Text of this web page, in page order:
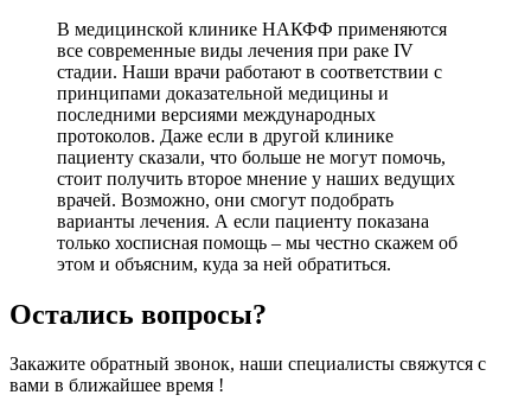
В медицинской клинике НАКФФ применяются
все современные виды лечения при раке IV
стадии. Наши врачи работают в соответствии с
принципами доказательной медицины и
последними версиями международных
протоколов. Даже если в другой клинике
пациенту сказали, что больше не могут помочь,
стоит получить второе мнение у наших ведущих
врачей. Возможно, они смогут подобрать
варианты лечения. А если пациенту показана
только хосписная помощь – мы честно скажем об
этом и объясним, куда за ней обратиться.
Остались вопросы?
Закажите обратный звонок, наши специалисты свяжутся с
вами в ближайшее время !